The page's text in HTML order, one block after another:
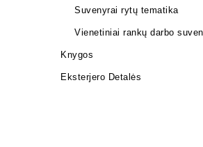
Suvenyrai rytų tematika
Vienetiniai rankų darbo
Knygos
Eksterjero Detalės